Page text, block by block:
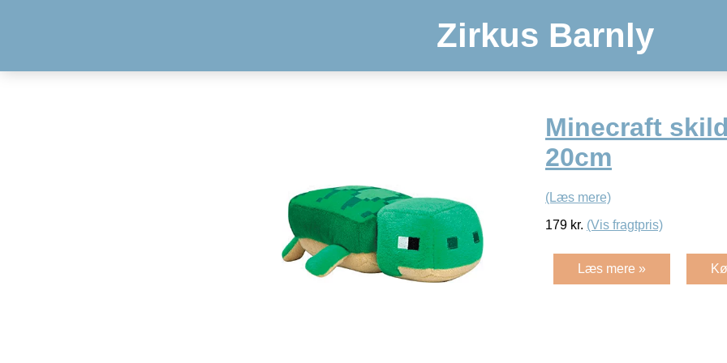
Zirkus Barnly
Minecraft
20cm
(Læs mere)
179 kr. (Vis fragtpris)
Læs mere »